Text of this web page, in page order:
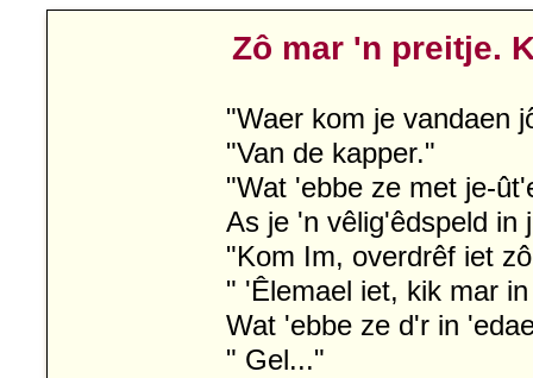
Zô mar 'n preitje.
"Waer kom je vandaen
"Van de kapper."
"Wat 'ebbe ze met je-
As je 'n vêlig'êdspeld in
"Kom Im, overdrêf iet
" 'Êlemael iet, kik mar
Wat 'ebbe ze d'r in
" Gel..."